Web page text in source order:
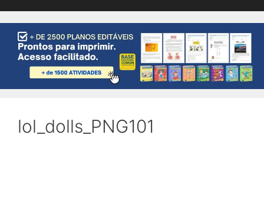
lol_dolls_PNG101